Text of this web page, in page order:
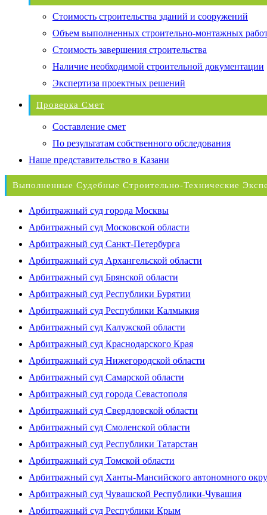
Стоимость строительства зданий и сооружений
Объем выполненных строительно-монтажных
Стоимость завершения строительства
Наличие необходимой строительной документации
Экспертиза проектных решений
Проверка Смет
Составление смет
По результатам собственного обследования
Наше представительство в Казани
Выполненные Судебные Строительно-Технические
Арбитражный суд города Москвы
Арбитражный суд Московской области
Арбитражный суд Санкт-Петербурга
Арбитражный суд Архангельской области
Арбитражный суд Брянской области
Арбитражный суд Республики Бурятии
Арбитражный суд Республики Калмыкия
Арбитражный суд Калужской области
Арбитражный суд Краснодарского Края
Арбитражный суд Нижегородской области
Арбитражный суд Самарской области
Арбитражный суд города Севастополя
Арбитражный суд Свердловской области
Арбитражный суд Смоленской области
Арбитражный суд Республики Татарстан
Арбитражный суд Томской области
Арбитражный суд Ханты-Мансийского автономного
Арбитражный суд Чувашской Республики-Чувашия
Арбитражный суд Республики Крым